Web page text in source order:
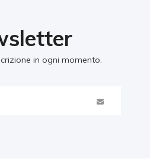
in ogni momento.